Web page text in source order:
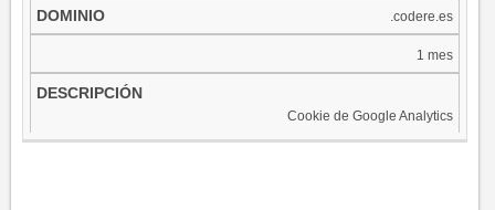
.codere.es
1 mes
Cookie de Google Analytics